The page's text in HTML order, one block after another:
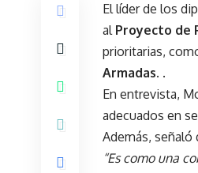
El líder de los
al Proyecto de
prioritarias,
Armadas. .
En entrevista,
adecuados en
Además, señaló
“Es como una